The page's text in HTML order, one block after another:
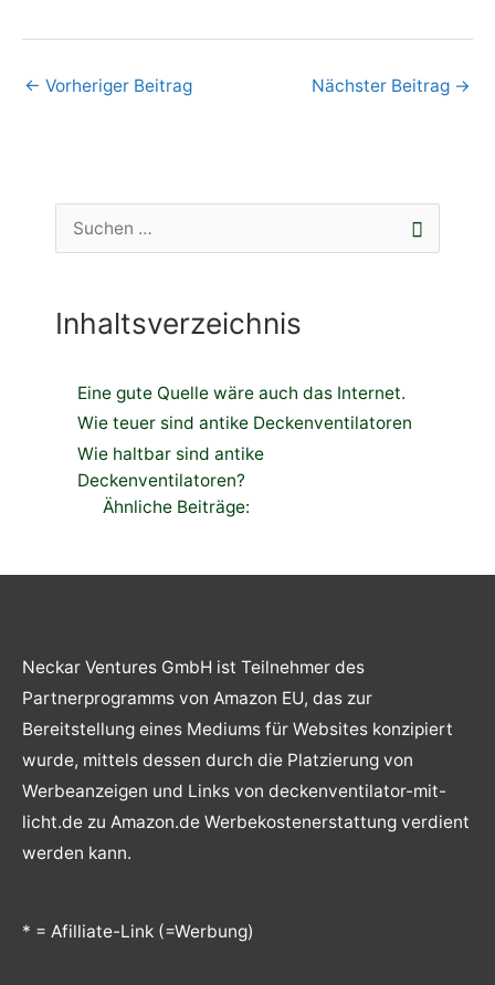
← Vorheriger Beitrag Nächster Beitrag →
u
Inhaltsverzeichnis
Eine gute Quelle wäre auch das Internet.
Wie teuer sind antike Deckenventilatoren
Wie haltbar sind antike
Deckenventilatoren?
Ähnliche Beiträge:
Neckar Ventures GmbH ist Teilnehmer des
Partnerprogramms von Amazon EU, das zur
Bereitstellung eines Mediums für Websites konzipiert
wurde, mittels dessen durch die Platzierung von
Werbeanzeigen und Links von deckenventilator-mit-
licht.de zu Amazon.de Werbekostenerstattung verdient
werden kann.
* = Afilliate-Link (=Werbung)